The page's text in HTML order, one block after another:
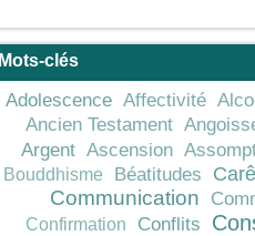
Mots-clés
Adolescence Affectivité
Ancien Testament
Argent Ascension
Bouddhisme Béatitudes
Communication
Confirmation Conflits